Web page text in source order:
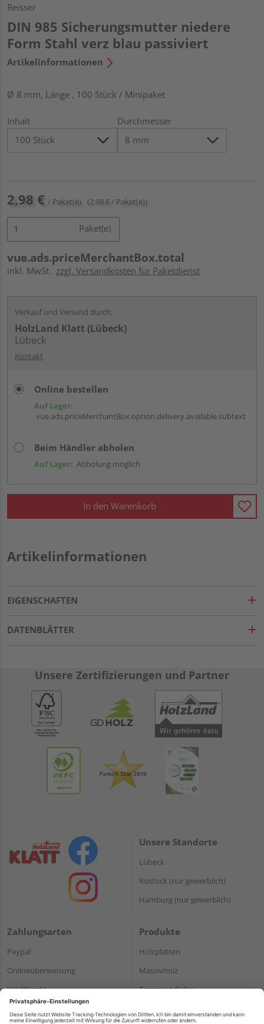
Reisser
DIN 985 Sicherungsmutter niedere
Form Stahl verz blau passiviert
Artikelinformationen
Ø 8 mm, Länge , 100 Stück / Minipaket
Inhalt Durchmesser
2,98 € / Paket(e) (2,98 € / Paket(e))
Paket(e)
vue.ads.priceMerchantBox.total
inkl. MwSt. zzgl. Versandkosten für Paketdienst
Verkauf und Versand durch:
HolzLand Klatt (Lübeck)
Lübeck
Kontakt
Online bestellen
Auf Lager:
vue.ads.priceMerchantBox.option.delivery.available.subtext
Beim Händler abholen
Auf Lager: Abholung möglich
In den Warenkorb
Artikelinformationen
EIGENSCHAFTEN
DATENBLÄTTER
Unsere Zertifizierungen und Partner
Unsere Standorte
Lübeck
Rostock (nur gewerblich)
Hamburg (nur gewerblich)
Zahlungsarten
Paypal
Onlineüberweisung
Kreditkarte
Produkte
Holzplatten
Massivholz
Terrassendielen